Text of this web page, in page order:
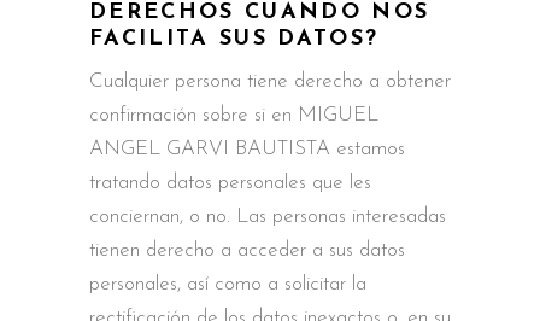
DERECHOS CUANDO NOS
FACILITA SUS DATOS?
Cualquier persona tiene derecho a obtener
confirmación sobre si en MIGUEL
ANGEL GARVI BAUTISTA estamos
tratando datos personales que les
conciernan, o no. Las personas interesadas
tienen derecho a acceder a sus datos
personales, así como a solicitar la